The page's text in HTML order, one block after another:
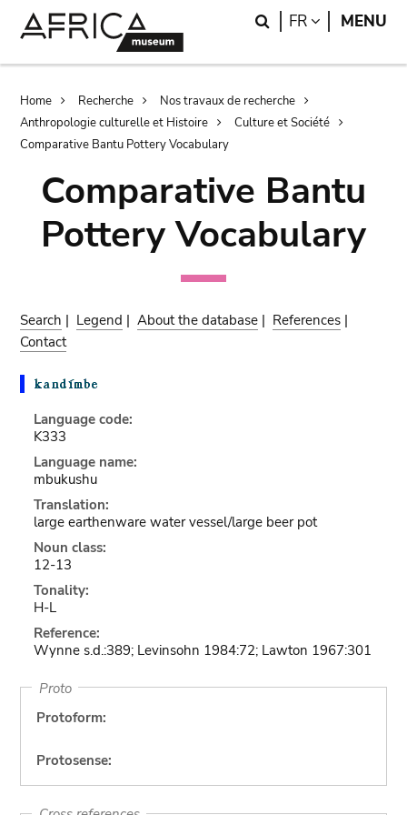
Search
FR LANGUAGE
MENU
Breadcrumb
Home Recherche
Nos travaux de recherche
Anthropologie culturelle et Histoire
Culture et Société
Comparative Bantu Pottery Vocabulary
Comparative Bantu
Pottery Vocabulary
Search | Legend |About the database | References |
Contact
Language code:
K333
Language name:
mbukushu
Translation:
large earthenware water vessel/large beer pot
Noun class:
12-13
Tonality:
H-L
Reference:
Wynne s.d.:389; Levinsohn 1984:72; Lawton 1967:301
Proto
Protoform:
Protosense: